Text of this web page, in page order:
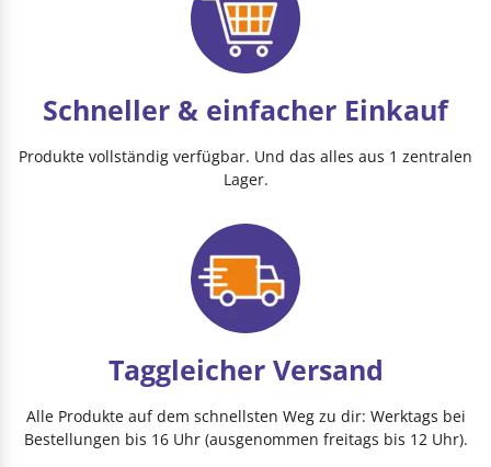
Schneller & einfacher Einkauf
Produkte vollständig verfügbar. Und das alles aus 1 zentralen
Lager.
Taggleicher Versand
Alle Produkte auf dem schnellsten Weg zu dir: Werktags bei
Bestellungen bis 16 Uhr (ausgenommen freitags bis 12 Uhr).